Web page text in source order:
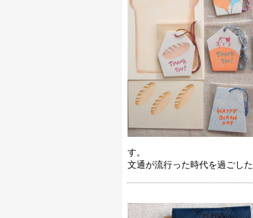
す。
文通が流行った時代を過ごし